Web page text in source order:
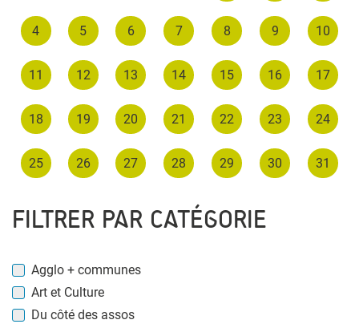
4 5 6 7 8 9 10
11 12 13 14 15 16 17
18 19 20 21 22 23 24
25 26 27 28 29 30 31
FILTRER PAR CATÉGORIE
Agglo + communes
Art et Culture
Du côté des assos